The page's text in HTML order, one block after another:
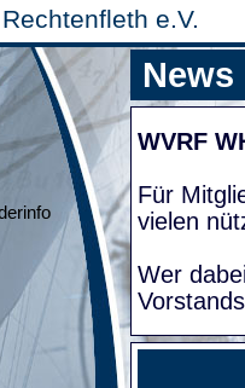
Rechtenfleth e.V.
News
WVRF
Für
vielen
Wer